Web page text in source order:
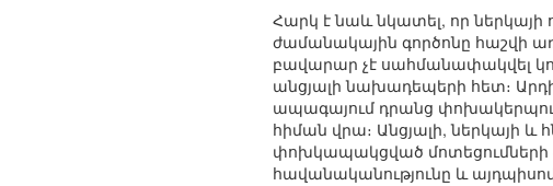
Հարկ է նաև նկատել, որ ներկայի
ժամանակային գործոնը հաշվի
բավարար չէ սահմանափակվել
անցյալի նախադեպերի հետ։
ապագայում դրանց
հիման վրա։ Անցյալի, ներկայի
փոխկապակցված մոտեցումների
հավանականությունը և